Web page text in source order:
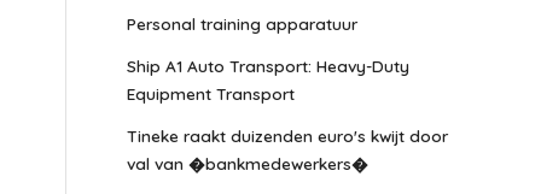
Personal training apparatuur
Ship A1 Auto Transport: Heavy-Duty
Equipment Transport
Tineke raakt duizenden euro's kwijt door
val van �bankmedewerkers�